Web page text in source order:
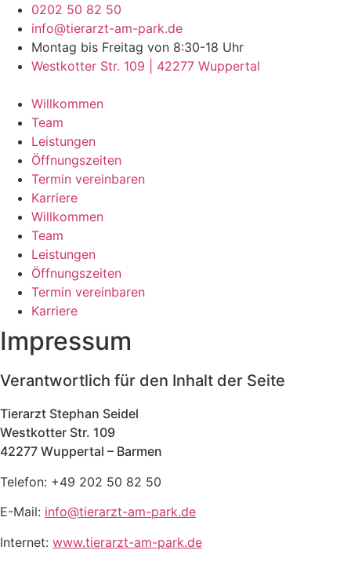
Zum
Inhalt
wechseln
0202 50 82 50
info@tierarzt-am-park.de
Montag bis Freitag von 8:30-18 Uhr
Westkotter Str. 109 | 42277 Wuppertal
Willkommen
Team
Leistungen
Öffnungszeiten
Termin vereinbaren
Karriere
Willkommen
Team
Leistungen
Öffnungszeiten
Termin vereinbaren
Karriere
Impressum
Verantwortlich für den Inhalt der Seite
Tierarzt Stephan Seidel
Westkotter Str. 109
42277 Wuppertal – Barmen
Telefon: +49 202 50 82 50
E-Mail: info@tierarzt-am-park.de
Internet: www.tierarzt-am-park.de